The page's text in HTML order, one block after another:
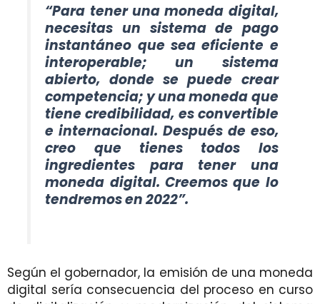
“Para tener una moneda digital,
necesitas un sistema de pago
instantáneo que sea eficiente e
interoperable; un sistema
abierto, donde se puede crear
competencia; y una moneda que
tiene credibilidad, es convertible
e internacional. Después de eso,
creo que tienes todos los
ingredientes para tener una
moneda digital. Creemos que lo
tendremos en 2022”.
Según el gobernador, la emisión de una moneda
digital sería consecuencia del proceso en curso